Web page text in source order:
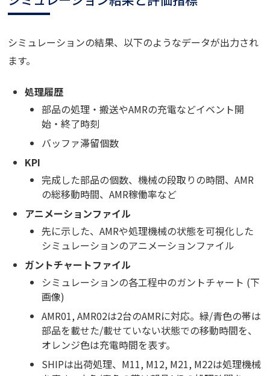
シミュレーションの結果、以下のようなデータが出力され
ます。
処理履歴
部品の処理・搬送やAMRの充電などイベント開
始・終了時刻
バッファ滞留個数
KPI
完成した部品の個数、機械の段取りの時間、AMR
の総移動時間、AMR稼働率など
アニメーションファイル
先に示した、AMRや処理機械の状態を可視化した
シミュレーションのアニメーションファイル
ガントチャートファイル
シミュレーションの各工程中のガントチャート (下
画像)
AMR01, AMR02は2台のAMRに対応。緑/青色の帯は
部品を載せた/載せていない状態での移動時間を、
オレンジ色は充電時間を表す。
SHIPは出荷処理、M11, M12, M21, M22は処理機械